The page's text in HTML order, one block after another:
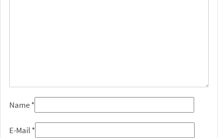
Name*
E-Mail*